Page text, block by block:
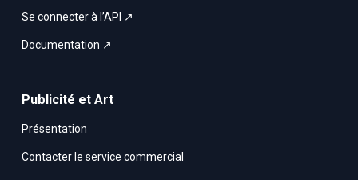
Se connecter à l’API ↗
Documentation ↗
Publicité et Art
Présentation
Contacter le service commercial